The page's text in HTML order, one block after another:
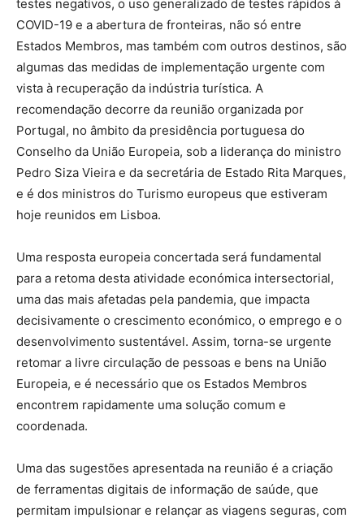
testes negativos, o uso generalizado de testes rápidos à
COVID-19 e a abertura de fronteiras, não só entre
Estados Membros, mas também com outros destinos, são
algumas das medidas de implementação urgente com
vista à recuperação da indústria turística. A
recomendação decorre da reunião organizada por
Portugal, no âmbito da presidência portuguesa do
Conselho da União Europeia, sob a liderança do ministro
Pedro Siza Vieira e da secretária de Estado Rita Marques,
e é dos ministros do Turismo europeus que estiveram
hoje reunidos em Lisboa.
Uma resposta europeia concertada será fundamental
para a retoma desta atividade económica intersectorial,
uma das mais afetadas pela pandemia, que impacta
decisivamente o crescimento económico, o emprego e o
desenvolvimento sustentável. Assim, torna-se urgente
retomar a livre circulação de pessoas e bens na União
Europeia, e é necessário que os Estados Membros
encontrem rapidamente uma solução comum e
coordenada.
Uma das sugestões apresentada na reunião é a criação
de ferramentas digitais de informação de saúde, que
permitam impulsionar e relançar as viagens seguras, com